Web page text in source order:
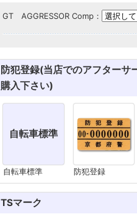
GT AGGRESSOR Comp：
防犯登録(当店でのアフターサ
購入下さい)
自転車標準
自転車標準 防犯登録
TSマーク